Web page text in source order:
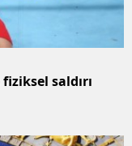
saldırı